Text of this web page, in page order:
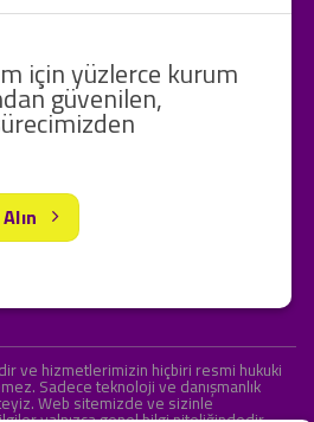
için yüzlerce kurum
güvenilen,
ve hizmetlerimizin hiçbiri resmi hukuki
Sadece teknoloji ve danışmanlık
Web sitemizde ve sizinle